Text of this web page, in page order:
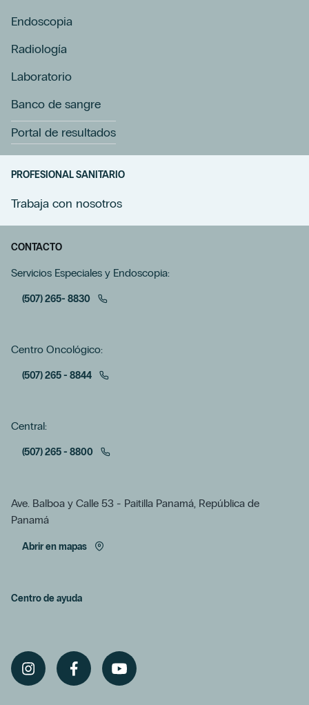
Endoscopia
Radiología
Laboratorio
Banco de sangre
Portal de resultados
PROFESIONAL SANITARIO
Trabaja con nosotros
CONTACTO
Servicios Especiales y Endoscopia:
(507) 265- 8830
Centro Oncológico:
(507) 265 - 8844
Central:
(507) 265 - 8800
Ave. Balboa y Calle 53 - Paitilla Panamá, República de
Panamá
Abrir en mapas
Centro de ayuda